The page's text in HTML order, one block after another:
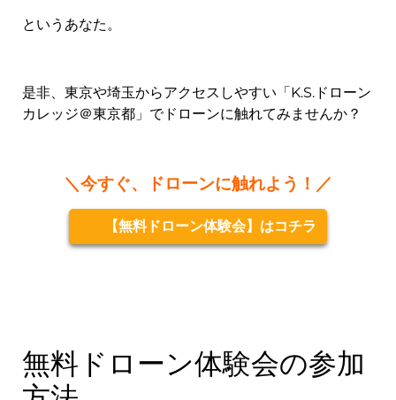
というあなた。
是非、東京や埼玉からアクセスしやすい「K.S.ドローン
カレッジ＠東京都」でドローンに触れてみませんか？
＼今すぐ、ドローンに触れよう！／
【無料ドローン体験会】はコチラ
無料ドローン体験会の参加